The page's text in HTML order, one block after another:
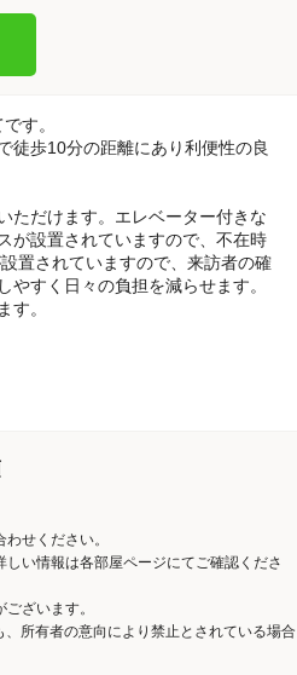
す。
徒歩10分の距離にあり利便性の良
ただけます。エレベーター付きな
が設置されていますので、不在時
置されていますので、来訪者の確
すく日々の負担を減らせます。
す。
せください。
い情報は各部屋ページにてご確認くださ
ざいます。
所有者の意向により禁止とされている場合